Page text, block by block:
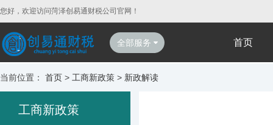
您好，欢迎访问菏泽创易通财税公司官网！
全部服务 首页
当前位置： 首页 > 工商新政策 > 新政解读
工商新政策